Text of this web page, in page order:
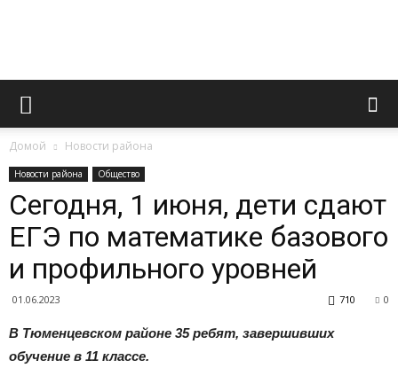
Официальный
газеты
Домой Новости района
Новости района Общество
Сегодня, 1 июня, дети сдают
ЕГЭ по математике базового
и профильного уровней
01.06.2023 0
710
В Тюменцевском районе 35 ребят, завершивших
обучение в 11 классе.